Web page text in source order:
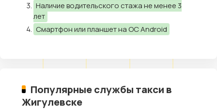
Наличие водительского стажа не менее 3
лет
Смартфон или планшет на ОС Android
Популярные службы такси в
Жигулевске